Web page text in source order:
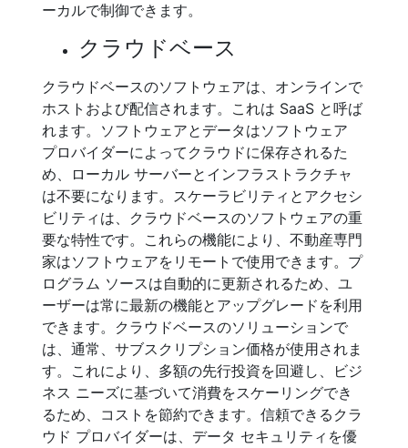
ーカルで制御できます。
クラウドベース
クラウドベースのソフトウェアは、オンラインで
ホストおよび配信されます。これは SaaS と呼ば
れます。ソフトウェアとデータはソフトウェア
プロバイダーによってクラウドに保存されるた
め、ローカル サーバーとインフラストラクチャ
は不要になります。スケーラビリティとアクセシ
ビリティは、クラウドベースのソフトウェアの重
要な特性です。これらの機能により、不動産専門
家はソフトウェアをリモートで使用できます。プ
ログラム ソースは自動的に更新されるため、ユ
ーザーは常に最新の機能とアップグレードを利用
できます。クラウドベースのソリューションで
は、通常、サブスクリプション価格が使用されま
す。これにより、多額の先行投資を回避し、ビジ
ネス ニーズに基づいて消費をスケーリングでき
るため、コストを節約できます。信頼できるクラ
ウド プロバイダーは、データ セキュリティを優